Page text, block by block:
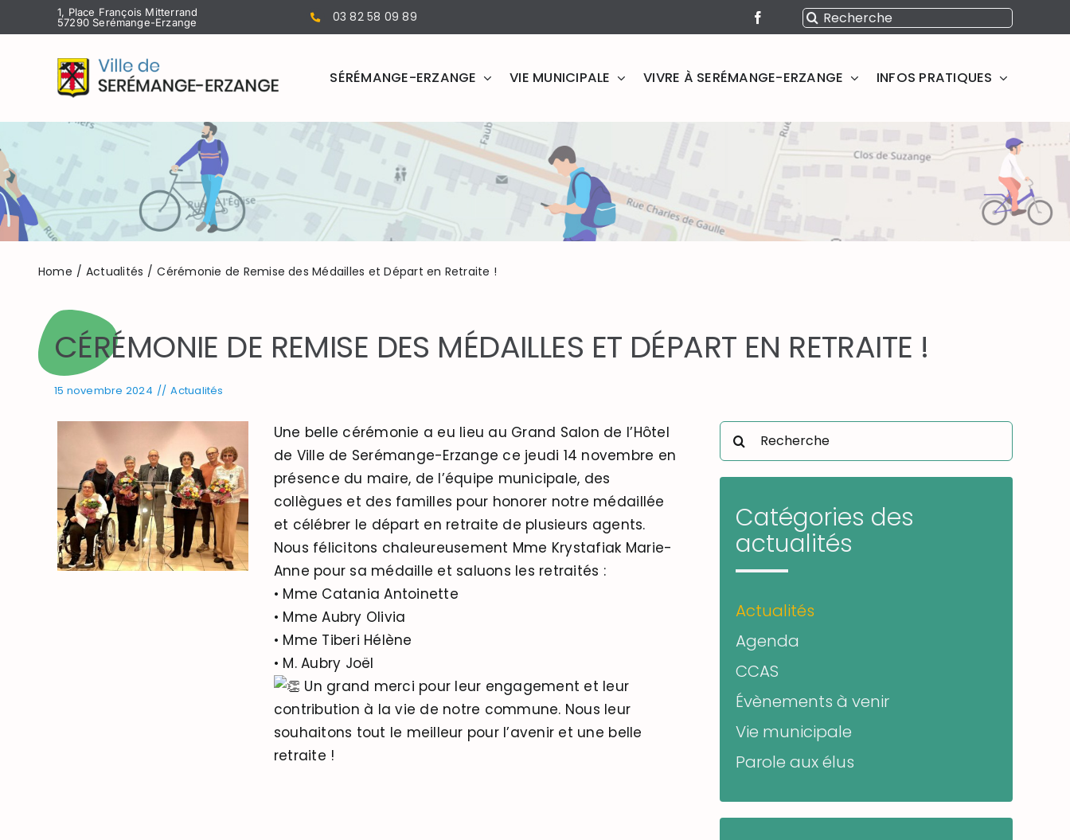
au
1, Place François Mitterrand
57290 Serémange-Erzange
03 82 58 09 89 Rechercher:
SÉRÉMANGE-ERZANGE VIE MUNICIPALE VIVRE À SERÉMANGE-ERZANGE INFOS PRATIQUES
Home Actualités Cérémonie de Remise des Médailles et Départ en Retraite !
CÉRÉMONIE DE REMISE DES MÉDAILLES ET DÉPART EN RETRAITE !
15 novembre 2024 // Actualités
Une belle cérémonie a eu lieu au Grand Salon de l’Hôtel
de Ville de Serémange-Erzange ce jeudi 14 novembre en
présence du maire, de l’équipe municipale, des
collègues et des familles pour honorer notre médaillée
et célébrer le départ en retraite de plusieurs agents.
Nous félicitons chaleureusement Mme Krystafiak Marie-
Anne pour sa médaille et saluons les retraités :
• Mme Catania Antoinette
• Mme Aubry Olivia
• Mme Tiberi Hélène
• M. Aubry Joël
Un grand merci pour leur engagement et leur
contribution à la vie de notre commune. Nous leur
souhaitons tout le meilleur pour l’avenir et une belle
retraite !
Rechercher:
Catégories des
actualités
Actualités
Agenda
CCAS
Évènements à venir
Vie municipale
Parole aux élus